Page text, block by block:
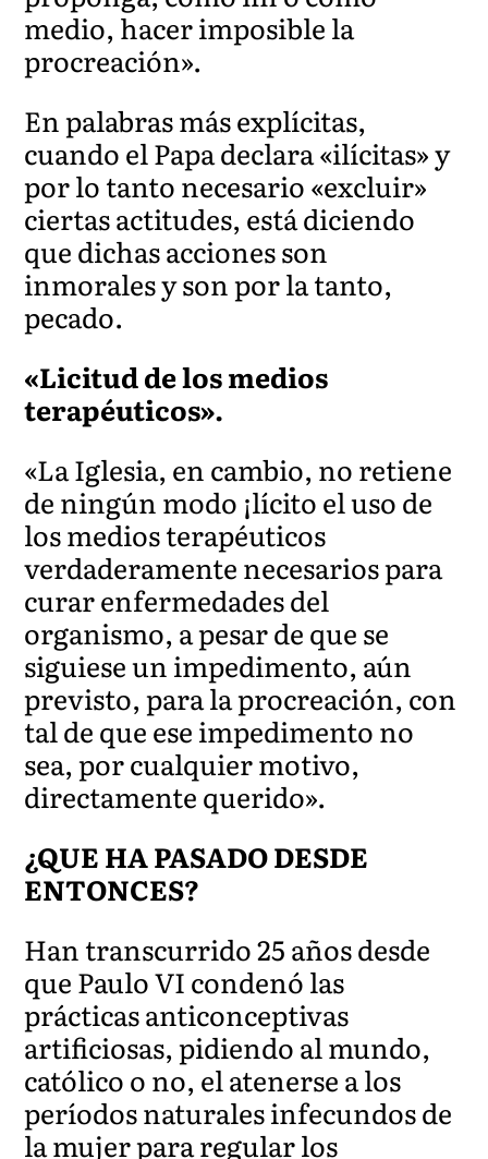
medio, hacer imposible la
procreación».
En palabras más explícitas,
cuando el Papa declara «ilícitas» y
por lo tanto necesario «excluir»
ciertas actitudes, está diciendo
que dichas acciones son
inmorales y son por la tanto,
pecado.
«Licitud de los medios
terapéuticos».
«La Iglesia, en cambio, no retiene
de ningún modo ¡lícito el uso de
los medios terapéuticos
verdaderamente necesarios para
curar enfermedades del
organismo, a pesar de que se
siguiese un impedimento, aún
previsto, para la procreación, con
tal de que ese impedimento no
sea, por cualquier motivo,
directamente querido».
¿QUE HA PASADO DESDE
ENTONCES?
Han transcurrido 25 años desde
que Paulo VI condenó las
prácticas anticonceptivas
artificiosas, pidiendo al mundo,
católico o no, el atenerse a los
períodos naturales infecundos de
la mujer para regular los